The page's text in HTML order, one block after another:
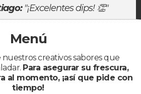
"¡Excelentes dips! 👏"
Menú
creativos sabores que
Para asegurar su frescura,
al momento, ¡así que pide con
tiempo!